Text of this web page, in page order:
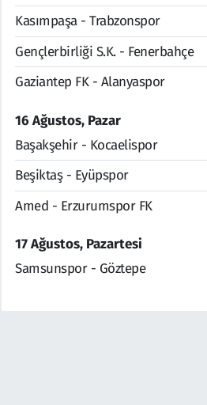
Kasımpaşa - Trabzonspor
Gençlerbirliği S.K. - Fenerbahçe
Gaziantep FK - Alanyaspor
16 Ağustos, Pazar
Başakşehir - Kocaelispor
Beşiktaş - Eyüpspor
Amed - Erzurumspor FK
17 Ağustos, Pazartesi
Samsunspor - Göztepe